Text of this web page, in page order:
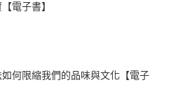
電子書】
何限縮我們的品味與文化【電子